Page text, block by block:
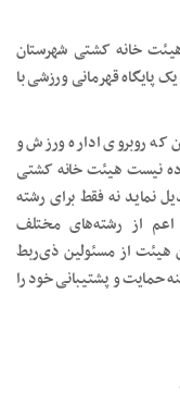
خانه کشتی شهرستان
پایگاه قهرمانی ورزشی با
روبروی اداره ورزش و
نیست هیئت خانه کشتی
نماید نه فقط برای رشته
اعم از رشته‌های مختلف
هیئت از مسئولین ذی‌ربط
حمایت و پشتیبانی خود را